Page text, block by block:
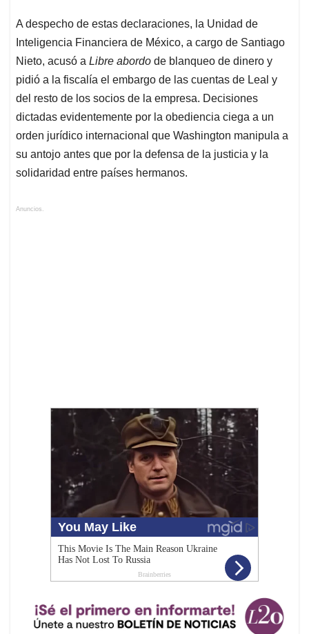
A despecho de estas declaraciones, la Unidad de
Inteligencia Financiera de México, a cargo de Santiago
Nieto, acusó a Libre abordo de blanqueo de dinero y
pidió a la fiscalía el embargo de las cuentas de Leal y
del resto de los socios de la empresa. Decisiones
dictadas evidentemente por la obediencia ciega a un
orden jurídico internacional que Washington manipula a
su antojo antes que por la defensa de la justicia y la
solidaridad entre países hermanos.
Anuncios.